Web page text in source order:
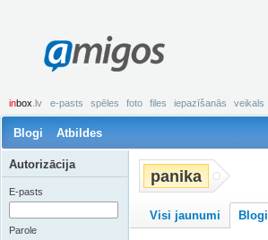
amigos
inbox .lv e-pasts spēles foto files iepazīšanās veikals
Blogi Atbildes
panika
Visi jaunumi Blogi
Autorizācija
E-pasts
Parole